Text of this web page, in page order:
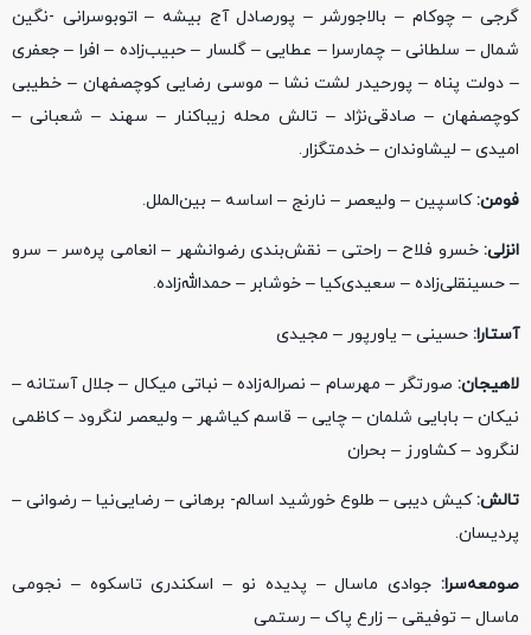
گرجی – چوکام – بالاجورشر – پورصادل آج بیشه – اتوبوسرانی -نگین
شمال – سلطانی – چمارسرا – عطایی – گلسار – حبیب‌زاده – افرا – جعفری
– دولت پناه – پورحیدر لشت نشا – موسی رضایی کوچصفهان – خطیبی
کوچصفهان – صادقی‌نژاد – تالش محله زیباکنار – سهند – شعبانی –
امیدی – لیشاوندان – خدمتگزار.
فومن:کاسپین – ولیعصر – نارنج – اساسه – بین‌الملل.
انزلی: خسرو فلاح – راحتی – نقش‌بندی رضوانشهر – انعامی پره‌سر – سرو
– حسینقلی‌زاده – سعیدی‌کیا – خوشابر – حمدالله‌زاده.
آستارا: حسینی – یاورپور – مجیدی
لاهیجان: صورتگر – مهرسام – نصراله‌زاده – نباتی میکال – جلال آستانه –
نیکان – بابایی شلمان – چایی – قاسم کیاشهر – ولیعصر لنگرود – کاظمی
لنگرود – کشاورز – بحران
تالش:کیش دیبی – طلوع خورشید اسالم- برهانی – رضایی‌نیا – رضوانی –
پردیسان.
صومعه‌سرا: جوادی ماسال – پدیده نو – اسکندری تاسکوه – نجومی
ماسال – توفیقی – زارع پاک – رستمی